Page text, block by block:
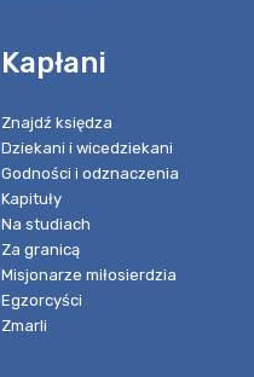
Kapłani
Znajdź księdza
Dziekani i wicedziekani
Godności i odznaczenia
Kapituły
Na studiach
Za granicą
Misjonarze miłosierdzia
Egzorcyści
Zmarli